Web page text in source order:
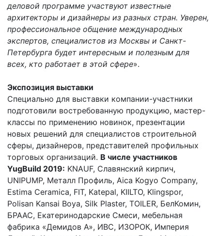
деловой программе участвуют известные
архитекторы и дизайнеры из разных стран. Уверен,
профессиональное общение международных
экспертов, специалистов из Москвы и Санкт-
Петербурга будет интересным и полезным для
всех, кто работает в этой сфере».
Экспозиция выставки
Специально для выставки компании-участники
подготовили востребованную продукцию, мастер-
классы по применению новинок, презентации
новых решений для специалистов строительной
сферы, дизайнеров, представителей профильных
торговых организаций. В числе участников
YugBuild 2019: KNAUF, Славянский кирпич,
UNIPUMP, Металл Профиль, Aica Kogyo Company,
Estima Ceramica, FIT, Katepal, KIILTO, Klingspor,
Polisan Kansai Boya, Silk Plaster, TOILER, БелКомин,
БРААС, Екатеринодарские Смеси, мебельная
фабрика «Демидов А», ИВС, ИЗОРОК, Империя